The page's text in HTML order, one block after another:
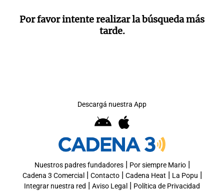
Por favor intente realizar la búsqueda más
tarde.
Descargá nuestra App
Nuestros padres fundadores| Por siempre Mario|
Cadena 3 Comercial | Contacto| Cadena Heat | La Popu |
Integrar nuestra red | Aviso Legal | Política de Privacidad